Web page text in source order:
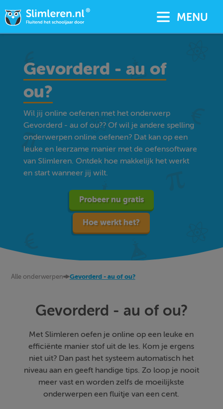
MENU
Gevorderd - au of
ou?
Wil jij online oefenen met het onderwerp
Gevorderd - au of ou?? Of wil je andere spelling
onderwerpen online oefenen? Dat kan op een
leuke en leerzame manier met de oefensoftware
van Slimleren. Ontdek hoe makkelijk het werkt
en start wanneer jij wilt.
Probeer nu gratis
Hoe werkt het?
Alle onderwerpen Gevorderd - au of ou?
Gevorderd - au of ou?
Met Slimleren oefen je online op een leuke en
efficiënte manier stof uit de les. Kom je ergens
niet uit? Dan past het systeem automatisch het
niveau aan en geeft handige tips. Zo loop je nooit
meer vast en worden zelfs de moeilijkste
onderwerpen een fluitje van een cent.